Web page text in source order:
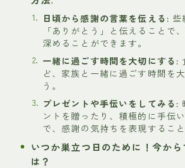
日頃から感謝の言葉を伝える: 些
「ありがとう」と伝えることで
深めることができます。
一緒に過ごす時間を大切にする:
ど、家族と一緒に過ごす時間を
う。
プレゼントや手伝いをしてみる:
ントを贈ったり、積極的に手伝
で、感謝の気持ちを表現すること
いつか巣立つ日のために！今か
は？